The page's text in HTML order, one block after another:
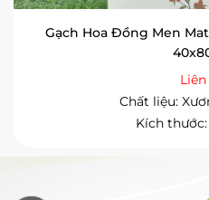
Gạch Hoa Đồng Men
Chất liệu:
Kích